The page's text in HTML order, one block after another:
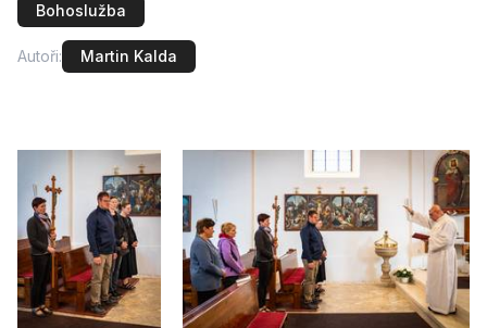
Bohoslužba
Autoři: Martin Kalda